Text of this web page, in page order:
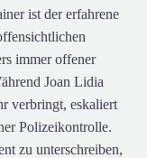
ist der erfahrene
immer offener
Joan Lidia
verbringt, eskaliert
Polizeikontrolle.
zu unterschreiben,